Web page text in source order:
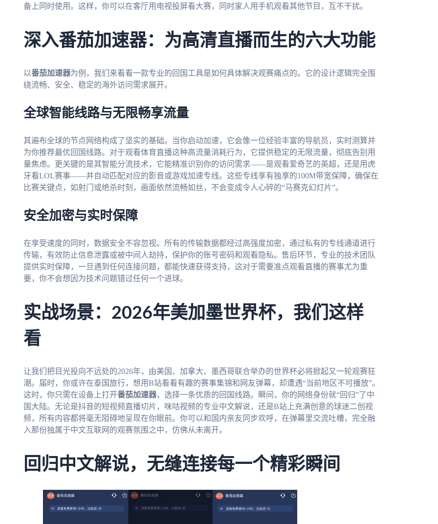
备上同时使用。这样，你可以在客厅用电视投屏看大赛，同时家人用手机观看其他节目，互不干扰。
深入番茄加速器：为高清直播而生的六大功能
以番茄加速器为例，我们来看看一款专业的回国工具是如何具体解决观赛痛点的。它的设计逻辑完全围
绕流畅、安全、稳定的海外访问需求展开。
全球智能线路与无限畅享流量
其遍布全球的节点网络构成了坚实的基础。当你启动加速，它会像一位经验丰富的导航员，实时测算并
为你推荐最优回国线路。对于观看体育直播这种高流量消耗行为，它提供稳定的无限流量，彻底告别用
量焦虑。更关键的是其智能分流技术，它能精准识别你的访问需求——是观看爱奇艺的英超，还是用虎
牙看LOL赛事——并自动匹配对应的影音或游戏加速专线。这些专线享有独享的100M带宽保障，确保在
比赛关键点，如射门或绝杀时刻，画面依然流畅如丝，不会变成令人心碎的“马赛克幻灯片”。
安全加密与实时保障
在享受速度的同时，数据安全不容忽视。所有的传输数据都经过高强度加密，通过私有的专线通道进行
传输，有效防止信息泄露或被中间人劫持，保护你的账号密码和观看隐私。售后环节，专业的技术团队
提供实时保障，一旦遇到任何连接问题，都能快速获得支持，这对于需要准点观看直播的赛事尤为重
要，你不会想因为技术问题错过任何一个进球。
实战场景：2026年美加墨世界杯，我们这样
看
让我们把目光投向不远处的2026年，由美国、加拿大、墨西哥联合举办的世界杯必将掀起又一轮观赛狂
潮。届时，你或许在泰国旅行，想用B站看看有趣的赛事集锦和网友弹幕，却遭遇“当前地区不可播放”。
这时，你只需在设备上打开番茄加速器，选择一条优质的回国线路。瞬间，你的网络身份就“回归”了中
国大陆。无论是抖音的短视频直播切片，咪咕视频的专业中文解说，还是B站上充满创意的球迷二创视
频，所有内容都将毫无阻碍地呈现在你眼前。你可以和国内亲友同步欢呼，在弹幕里交流吐槽，完全融
入那份独属于中文互联网的观赛氛围之中，仿佛从未离开。
回归中文解说，无缝连接每一个精彩瞬间